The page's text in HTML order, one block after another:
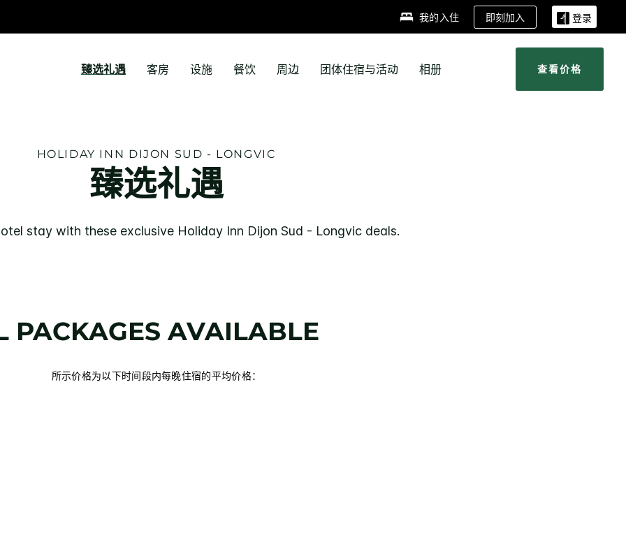
我的入住 即刻加入 登录
臻选礼遇 客房 设施 餐饮 周边 团体住宿与活动 相册 查看价格
HOLIDAY INN DIJON SUD - LONGVIC
臻选礼遇
stay with these exclusive Holiday Inn Dijon Sud - Longvic deals.
PACKAGES AVAILABLE
所示价格为以下时间段内每晚住宿的平均价格：